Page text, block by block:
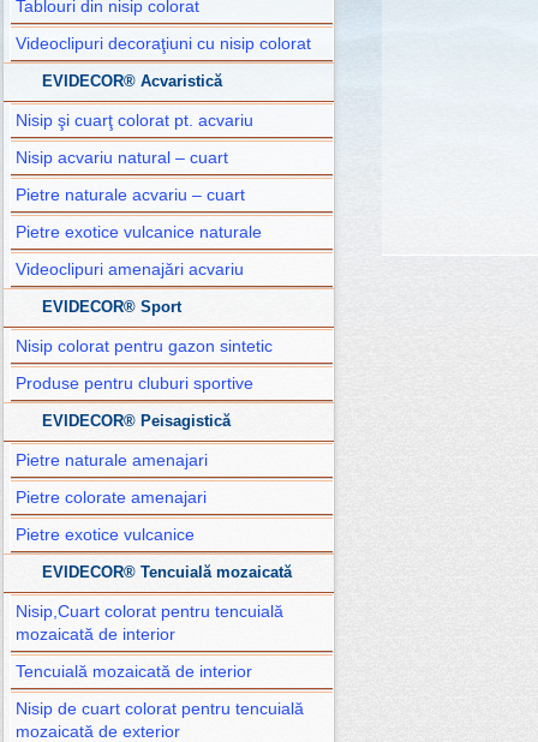
Tablouri din nisip colorat
Videoclipuri decoraţiuni cu nisip colorat
EVIDECOR® Acvaristică
Nisip şi cuarţ colorat pt. acvariu
Nisip acvariu natural – cuart
Pietre naturale acvariu – cuart
Pietre exotice vulcanice naturale
Videoclipuri amenajări acvariu
EVIDECOR® Sport
Nisip colorat pentru gazon sintetic
Produse pentru cluburi sportive
EVIDECOR® Peisagistică
Pietre naturale amenajari
Pietre colorate amenajari
Pietre exotice vulcanice
EVIDECOR® Tencuială mozaicată
Nisip,Cuart colorat pentru tencuială
mozaicată de interior
Tencuială mozaicată de interior
Nisip de cuart colorat pentru tencuială
mozaicată de exterior